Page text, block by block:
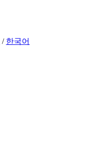
/ 한국어